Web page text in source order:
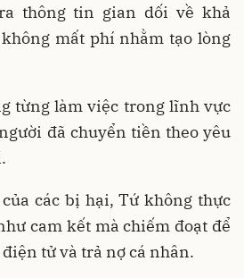
thông tin gian dối về khả
mất phí nhằm tạo lòng
từng làm việc trong lĩnh vực
đã chuyển tiền theo yêu
các bị hại, Tứ không thực
cam kết mà chiếm đoạt để
tử và trả nợ cá nhân.